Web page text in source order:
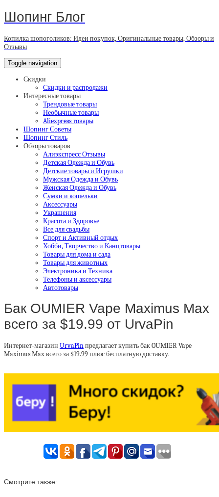
Шопинг Блог
Копилка шопоголиков: Идеи покупок, Оригинальные товары, Обзоры и
Отзывы
Toggle navigation
Скидки
Скидки и распродажи
Интересные товары
Трендовые товары
Необычные товары
Aliexpress товары
Шопинг Советы
Шопинг Стиль
Обзоры товаров
Алиэкспресс Отзывы
Детская Одежда и Обувь
Детские товары и Игрушки
Мужская Одежда и Обувь
Женская Одежда и Обувь
Сумки и кошельки
Аксессуары
Украшения
Красота и Здоровье
Все для свадьбы
Спорт и Активный отдых
Хобби, Творчество и Канцтовары
Товары для дома и сада
Товары для животных
Электроника и Техника
Телефоны и аксессуары
Автотовары
Бак OUMIER Vape Maximus Max
всего за $19.99 от UrvaPin
Интернет-магазин UrvaPinпредлагает купить бак OUMIER Vape
Maximus Max всего за $19.99 плюс бесплатную доставку.
Смотрите также: